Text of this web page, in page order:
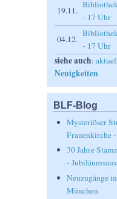
19.11.
- 17 Uhr
04.12.
- 17 Uhr
siehe auch:
Neuigkeiten
BLF-Blog
Mysteriöser
Frauenkirche
30 Jahre
-
Neuzugänge
München